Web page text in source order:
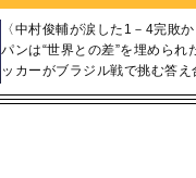
〈中村俊輔が涙した1－4完敗
パンは“世界との差”を埋めら
ッカーがブラジル戦で挑む答え